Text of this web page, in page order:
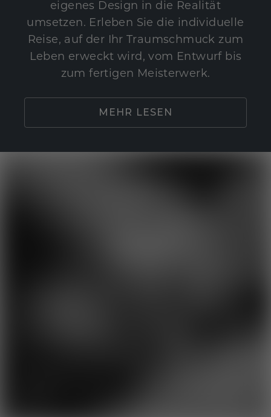
eigenes Design in die Realität
umsetzen. Erleben Sie die individuelle
Reise, auf der Ihr Traumschmuck zum
Leben erweckt wird, vom Entwurf bis
zum fertigen Meisterwerk.
MEHR LESEN